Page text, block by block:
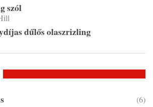
szól
dűlős olaszrizling
(6)